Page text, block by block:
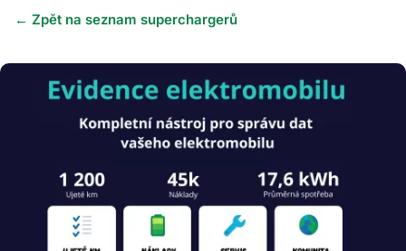
← Zpět na seznam superchargerů
Obrázek